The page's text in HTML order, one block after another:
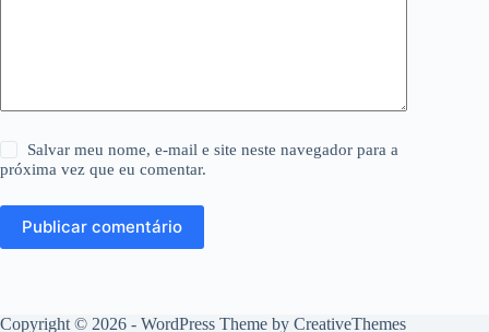
Salvar meu nome, e-mail e site neste navegador para a
próxima vez que eu comentar.
Publicar comentário
Copyright © 2026 - WordPress Theme by CreativeThemes